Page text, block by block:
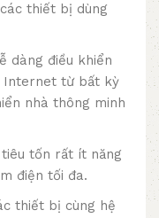
thiết bị dùng
dàng điều khiển
Internet từ bất kỳ
nhà thông minh
tốn rất ít năng
điện tối đa.
thiết bị cùng hệ